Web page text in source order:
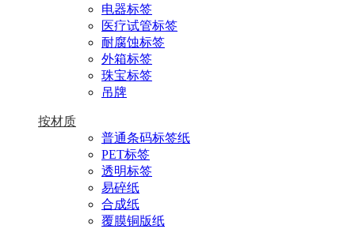
电器标签
医疗试管标签
耐腐蚀标签
外箱标签
珠宝标签
吊牌
按材质
普通条码标签纸
PET标签
透明标签
易碎纸
合成纸
覆膜铜版纸